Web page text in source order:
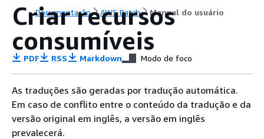
Documentação AWS Batch Manual do usuário
Criar recursos
consumíveis
PDF RSS Markdown Modo de foco
As traduções são geradas por tradução automática.
Em caso de conflito entre o conteúdo da tradução e da
versão original em inglês, a versão em inglês
prevalecerá.